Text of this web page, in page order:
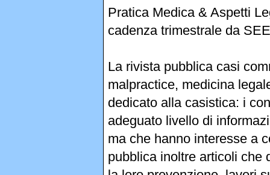
Pratica Medica & Aspetti
cadenza trimestrale da
La rivista pubblica casi
malpractice, medicina
dedicato alla casistica: i
adeguato livello di
ma che hanno interesse a
pubblica inoltre articoli che